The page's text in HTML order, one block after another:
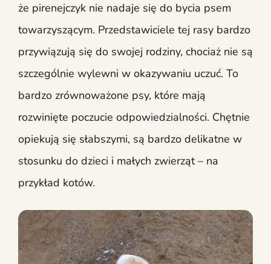
że pirenejczyk nie nadaje się do bycia psem
towarzyszącym. Przedstawiciele tej rasy bardzo
przywiązują się do swojej rodziny, chociaż nie są
szczególnie wylewni w okazywaniu uczuć. To
bardzo zrównoważone psy, które mają
rozwinięte poczucie odpowiedzialności. Chętnie
opiekują się słabszymi, są bardzo delikatne w
stosunku do dzieci i małych zwierząt – na
przykład kotów.